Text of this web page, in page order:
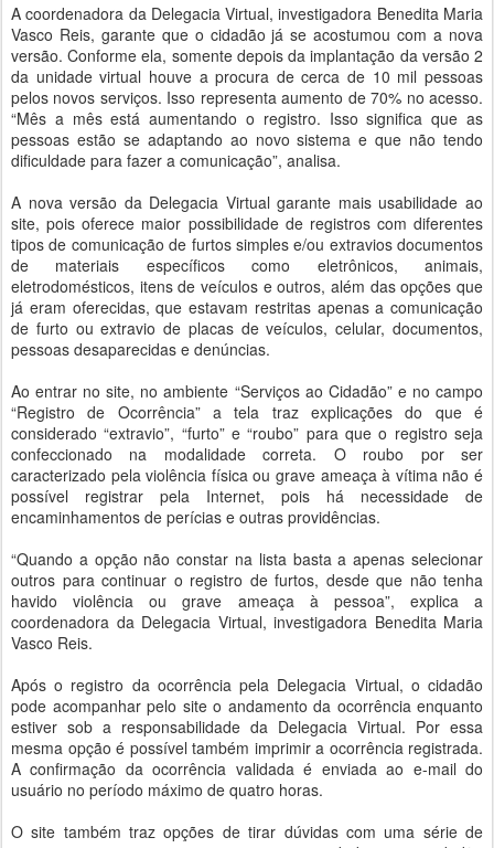
A coordenadora da Delegacia Virtual, investigadora Benedita Maria
Vasco Reis, garante que o cidadão já se acostumou com a nova
versão. Conforme ela, somente depois da implantação da versão 2
da unidade virtual houve a procura de cerca de 10 mil pessoas
pelos novos serviços. Isso representa aumento de 70% no acesso.
“Mês a mês está aumentando o registro. Isso significa que as
pessoas estão se adaptando ao novo sistema e que não tendo
dificuldade para fazer a comunicação”, analisa.
A nova versão da Delegacia Virtual garante mais usabilidade ao
site, pois oferece maior possibilidade de registros com diferentes
tipos de comunicação de furtos simples e/ou extravios documentos
de materiais específicos como eletrônicos, animais,
eletrodomésticos, itens de veículos e outros, além das opções que
já eram oferecidas, que estavam restritas apenas a comunicação
de furto ou extravio de placas de veículos, celular, documentos,
pessoas desaparecidas e denúncias.
Ao entrar no site, no ambiente “Serviços ao Cidadão” e no campo
“Registro de Ocorrência” a tela traz explicações do que é
considerado “extravio”, “furto” e “roubo” para que o registro seja
confeccionado na modalidade correta. O roubo por ser
caracterizado pela violência física ou grave ameaça à vítima não é
possível registrar pela Internet, pois há necessidade de
encaminhamentos de perícias e outras providências.
“Quando a opção não constar na lista basta a apenas selecionar
outros para continuar o registro de furtos, desde que não tenha
havido violência ou grave ameaça à pessoa”, explica a
coordenadora da Delegacia Virtual, investigadora Benedita Maria
Vasco Reis.
Após o registro da ocorrência pela Delegacia Virtual, o cidadão
pode acompanhar pelo site o andamento da ocorrência enquanto
estiver sob a responsabilidade da Delegacia Virtual. Por essa
mesma opção é possível também imprimir a ocorrência registrada.
A confirmação da ocorrência validada é enviada ao e-mail do
usuário no período máximo de quatro horas.
O site também traz opções de tirar dúvidas com uma série de